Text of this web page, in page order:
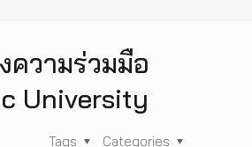
ความร่วมมือ
University
Categories
Tags